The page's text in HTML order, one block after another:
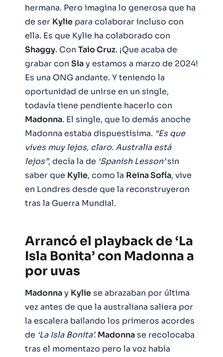
hermana. Pero imagina lo generosa que ha
de ser Kylie para colaborar incluso con
ella. Es que Kylie ha colaborado con
Shaggy. Con Taio Cruz. ¡Que acaba de
grabar con Siay estamos a marzo de 2024!
Es una ONG andante. Y teniendo la
oportunidad de unirse en un single,
todavía tiene pendiente hacerlo con
Madonna. El single, que lo demás anoche
Madonna estaba dispuestísima. “Es que
vives muy lejos, claro. Australia está
lejos”, decía la de ‘Spanish Lesson’sin
saber que Kylie, como la Reina Sofía, vive
en Londres desde que la reconstruyeron
tras la Guerra Mundial.
Arrancó el playback de ‘La
Isla Bonita’ con Madonna a
por uvas
Madonnay Kyliese abrazaban por última
vez antes de que la australiana saliera por
la escalera bailando los primeros acordes
de ‘La Isla Bonita’. Madonnase recolocaba
tras el momentazo pero la voz había